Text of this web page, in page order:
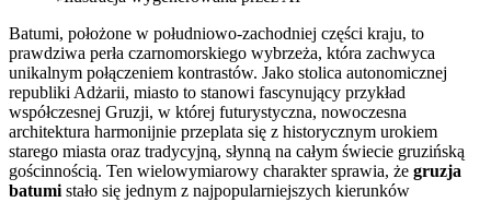
Batumi, położone w południowo-zachodniej części kraju, to
prawdziwa perła czarnomorskiego wybrzeża, która zachwyca
unikalnym połączeniem kontrastów. Jako stolica autonomicznej
republiki Adżarii, miasto to stanowi fascynujący przykład
współczesnej Gruzji, w której futurystyczna, nowoczesna
architektura harmonijnie przeplata się z historycznym urokiem
starego miasta oraz tradycyjną, słynną na całym świecie gruzińską
gościnnością. Ten wielowymiarowy charakter sprawia, że gruzja
batumi stało się jednym z najpopularniejszych kierunków